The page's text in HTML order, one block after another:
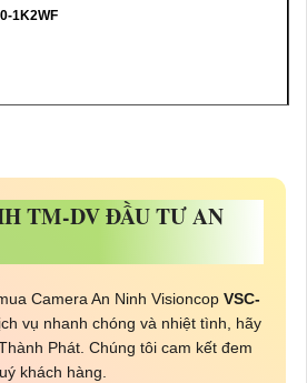
1K2WF
TM-DV ĐẦU TƯ AN
Camera An Ninh Visioncop VSC-
vụ nhanh chóng và nhiệt tình, hãy
Phát. Chúng tôi cam kết đem
khách hàng.